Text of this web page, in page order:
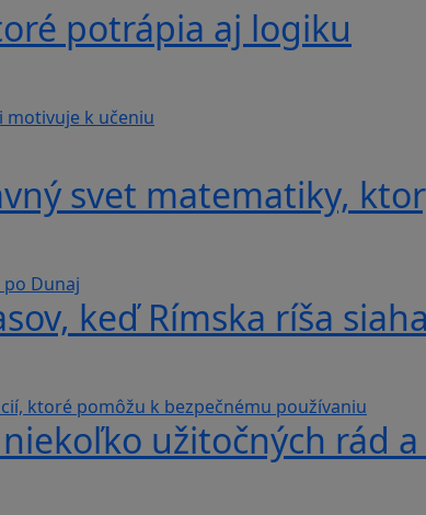
potrápia aj logiku
svet matematiky,
keď Rímska ríša
užitočných rád